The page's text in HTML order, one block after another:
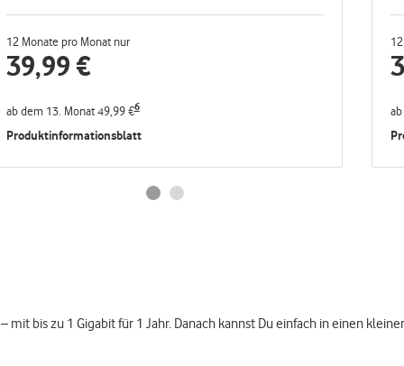
12 Monate pro Monat nur
39,99 €
ab dem 13. Monat 49,99 €6
Produktinformationsblatt
– mit bis zu 1 Gigabit für 1 Jahr. Danach kannst Du einfach in einen